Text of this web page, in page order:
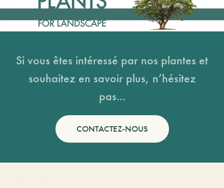
Si vous êtes intéressé par nos plantes et
souhaitez en savoir plus, n’hésitez
pas...
CONTACTEZ-NOUS